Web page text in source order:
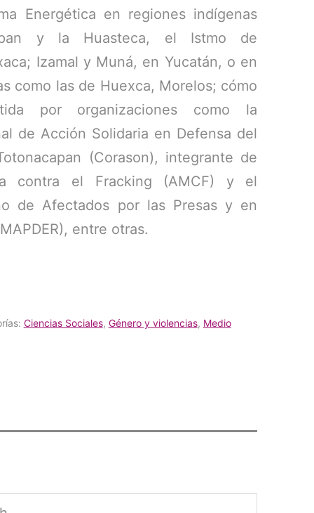
Energética en regiones indígenas
y la Huasteca, el Istmo de
Izamal y Muná, en Yucatán, o en
como las de Huexca, Morelos; cómo
por organizaciones como la
de Acción Solidaria en Defensa del
(Corason), integrante de
contra el Fracking (AMCF) y el
de Afectados por las Presas y en
entre otras.
Ciencias Sociales, Género y violencias, Medio